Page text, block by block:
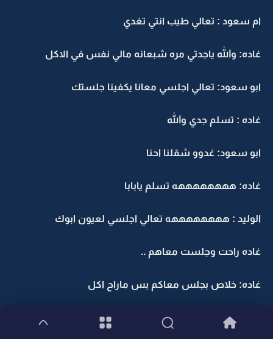
ام سعود : تعالي طيب انتي تغدي
غاده: والله ياجدتي مره شبعانه مالي نفس في الاكل
ابو سعود: تعالي اجلسي معانا يكفينا جلستك
غاده : تسلم جدي والله
ابو سعود: غدوو شقلنا احنا
غاده: ههههههههه تسلم يابابا
الوليد : ههههههههه تعالي اجلسي لعيون ابوك
غاده راحت وجلست معاهم ..
غاده: خلاص بجلس معاكم بس ماراح اكل
ام سعود : لاتاكلين بس خلينا نشوفك